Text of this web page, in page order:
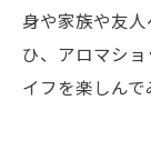
身や家族や友
ひ、アロマシ
イフを楽しんで